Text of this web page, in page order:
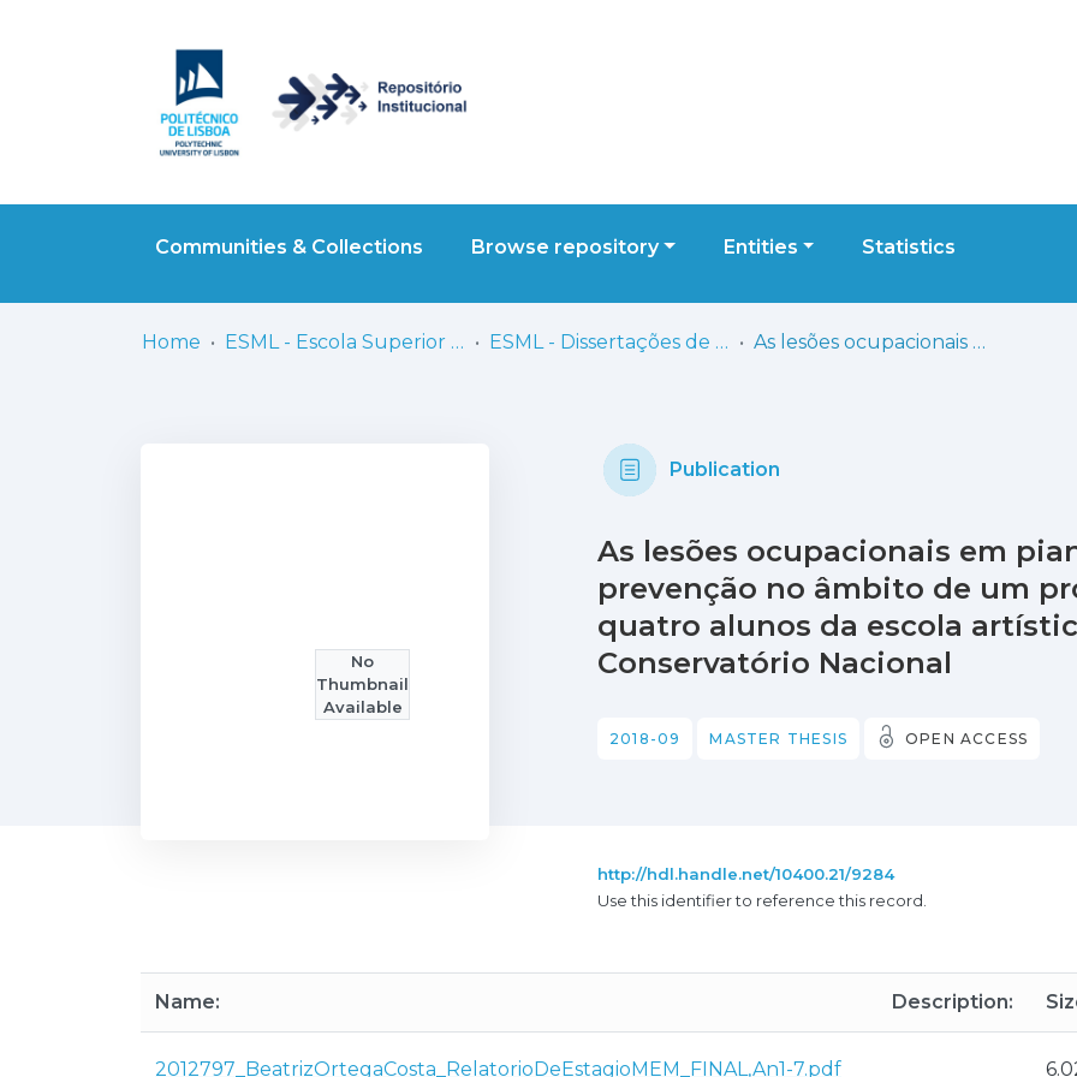
Communities & Collections Browse repository Entities Statistics
Home ESML - Escola Superior de Música de Lisboa ESML - Dissertações de Mestrado As lesões ocupacionais em pianistas: estratégias de prevenção no âmbito de um projecto educativo com quatro alunos da escola artística de música do Conservatório Nacional
No
Thumbnail
Available
Publication
As lesões ocupacionais em
prevenção no âmbito de um
quatro alunos da escola
Conservatório Nacional
2018-09 MASTER THESIS OPEN ACCESS
http://hdl.handle.net/10400.21/9284
Use this identifier to reference this record.
Name: Description:
2012797_BeatrizOrtegaCosta_RelatorioDeEstagioMEM_FINAL,An1-7.pdf